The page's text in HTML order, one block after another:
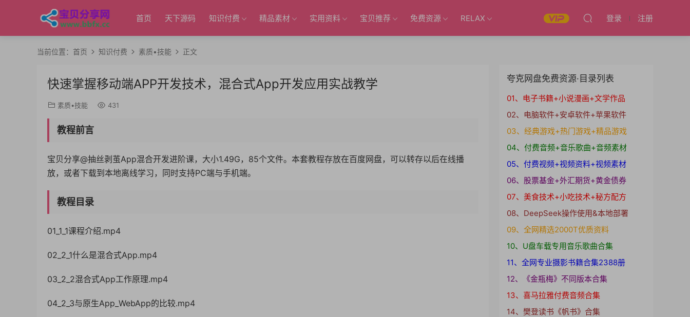
首页 天下源码 知识付费 精品素材 实用资料 宝贝推荐 免费资源 RELAX 登录 注册
当前位置： 首页 知识付费 素质•技能 正文
快速掌握移动端APP开发技术，混合式App开发应用实战教学
素质•技能 431
教程前言
宝贝分享@抽丝剥茧App混合开发进阶课，大小1.49G，85个文件。本套教程存放在百度网盘，可以转存以后在线播
放，或者下载到本地离线学习，同时支持PC端与手机端。
教程目录
01_1_1课程介绍.mp4
02_2_1什么是混合式App.mp4
03_2_2混合式App工作原理.mp4
04_2_3与原生App_WebApp的比较.mp4
夸克网盘免费资源·目录列表
01、电子书籍+小说漫画+文学作品
02、电脑软件+安卓软件+苹果软件
03、经典游戏+热门游戏+精品游戏
04、付费音频+音乐歌曲+音频素材
05、付费视频+视频资料+视频素材
06、股票基金+外汇期货+黄金债券
07、美食技术+小吃技术+秘方配方
08、DeepSeek操作使用&本地部署
09、全网精选2000T优质资料
10、U盘车载专用音乐歌曲合集
11、全网专业摄影书籍合集2388册
12、《金瓶梅》不同版本合集
13、喜马拉雅付费音频合集
14、樊登读书《帆书》合集